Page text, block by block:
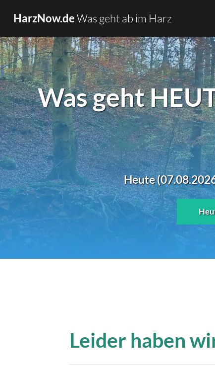
HarzNow.deWas geht ab im Harz
Was geht
Heute
Leider haben